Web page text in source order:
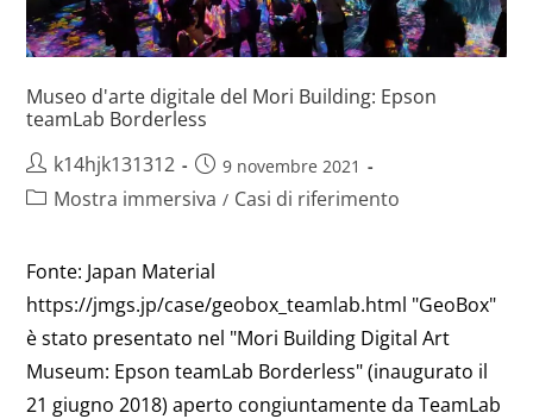
Museo d'arte digitale del Mori Building: Epson
teamLab Borderless
k14hjk131312
9 novembre 2021
Mostra immersiva / Casi di riferimento
Fonte: Japan Material
https://jmgs.jp/case/geobox_teamlab.html "GeoBox"
è stato presentato nel "Mori Building Digital Art
Museum: Epson teamLab Borderless" (inaugurato il
21 giugno 2018) aperto congiuntamente da TeamLab